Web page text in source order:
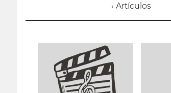
› Artículos